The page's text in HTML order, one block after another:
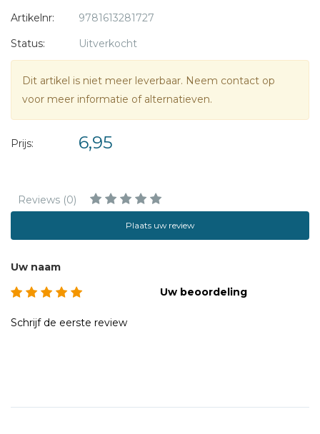
Artikelnr:
9781613281727
Status:
Uitverkocht
Dit artikel is niet meer leverbaar. Neem contact op
voor meer informatie of alternatieven.
Prijs: 6,95
Reviews (0)
Plaats uw review
Uw naam
Uw beoordeling
Schrijf de eerste review